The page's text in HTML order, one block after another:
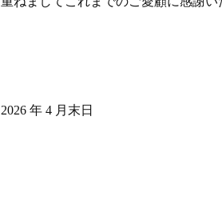
2026 年 4 月末日